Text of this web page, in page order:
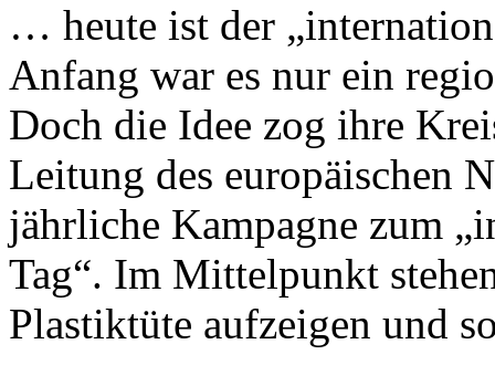
… heute ist der
Anfang war es nur ein
Doch die Idee zog ihre
Leitung des europäischen
jährliche Kampagne zum
Tag“. Im Mittelpunkt
Plastiktüte aufzeigen und